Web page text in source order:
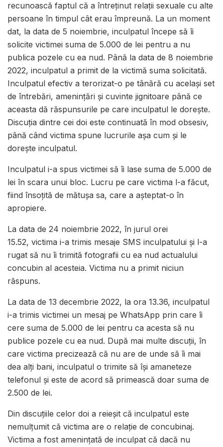
recunoască faptul că a întreținut relații sexuale cu alte
persoane în timpul cât erau împreună. La un moment
dat, la data de 5 noiembrie, inculpatul începe să îi
solicite victimei suma de 5.000 de lei pentru a nu
publica pozele cu ea nud. Până la data de 8 noiembrie
2022, inculpatul a primit de la victimă suma solicitată.
Inculpatul efectiv a terorizat-o pe tânără cu același set
de întrebări, amenințări și cuvinte jignitoare până ce
aceasta dă răspunsurile pe care inculpatul le dorește.
Discuția dintre cei doi este continuată în mod obsesiv,
până când victima spune lucrurile așa cum și le
dorește inculpatul.
Inculpatul i-a spus victimei să îi lase suma de 5.000 de
lei în scara unui bloc. Lucru pe care victima l-a făcut,
fiind însoțită de mătușa sa, care a așteptat-o în
apropiere.
La data de 24 noiembrie 2022, în jurul orei
15.52, victima i-a trimis mesaje SMS inculpatului și l-a
rugat să nu îi trimită fotografii cu ea nud actualului
concubin al acesteia. Victima nu a primit niciun
răspuns.
La data de 13 decembrie 2022, la ora 13.36, inculpatul
i-a trimis victimei un mesaj pe WhatsApp prin care îi
cere suma de 5.000 de lei pentru ca acesta să nu
publice pozele cu ea nud. După mai multe discuții, în
care victima precizează că nu are de unde să îi mai
dea alți bani, inculpatul o trimite să își amaneteze
telefonul și este de acord să primească doar suma de
2.500 de lei.
Din discuțiile celor doi a reieșit că inculpatul este
nemulțumit că victima are o relație de concubinaj.
Victima a fost amenințată de inculpat că dacă nu